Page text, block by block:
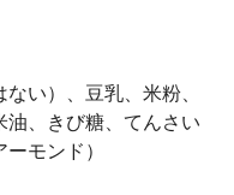
い）、豆乳、米粉、
油、きび糖、てんさい
モンド）